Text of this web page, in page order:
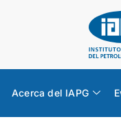
Acerca del IAPG